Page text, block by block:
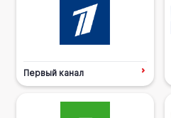
Первый канал